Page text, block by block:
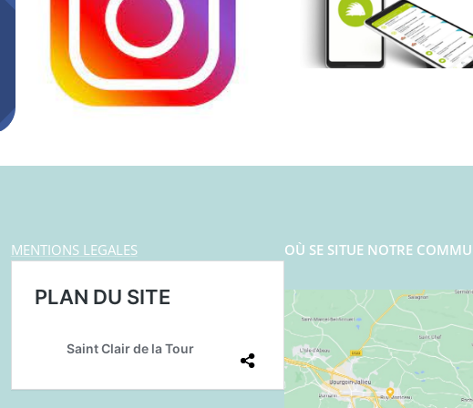
MENTIONS LEGALES OÙ SE SITUE NOTRE